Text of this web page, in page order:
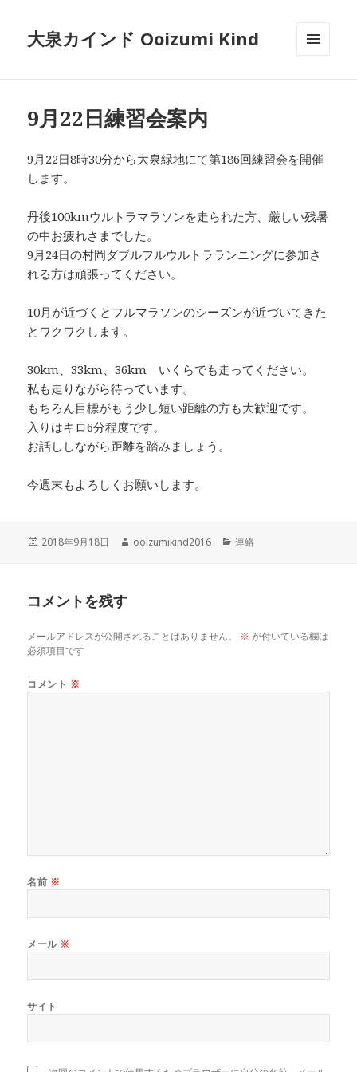
大泉カインド Ooizumi Kind
9月22日練習会案内
9月22日8時30分から大泉緑地にて第186回練習会を開催
します。
丹後100kmウルトラマラソンを走られた方、厳しい残暑
の中お疲れさまでした。
9月24日の村岡ダブルフルウルトラランニングに参加さ
れる方は頑張ってください。
10月が近づくとフルマラソンのシーズンが近づいてきた
とワクワクします。
30km、33km、36km いくらでも走ってください。
私も走りながら待っています。
もちろん目標がもう少し短い距離の方も大歓迎です。
入りはキロ6分程度です。
お話ししながら距離を踏みましょう。
今週末もよろしくお願いします。
投
2018年9月18日
作
ooizumikind2016
カ
連絡
コメントを残す
メールアドレスが公開されることはありません。 ※ が付いている欄は
必須項目です
コメント ※
名前 ※
メール ※
サイト